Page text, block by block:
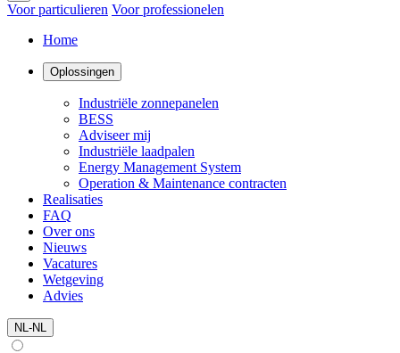
Voor particulieren Voor professionelen
Home
Oplossingen
Industriële zonnepanelen
BESS
Adviseer mij
Industriële laadpalen
Energy Management System
Operation & Maintenance contracten
Realisaties
FAQ
Over ons
Nieuws
Vacatures
Wetgeving
Advies
NL-NL